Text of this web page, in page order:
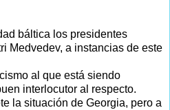
báltica los presidentes
Medvedev, a instancias de este
al que está siendo
interlocutor al respecto.
la situación de Georgia, pero a